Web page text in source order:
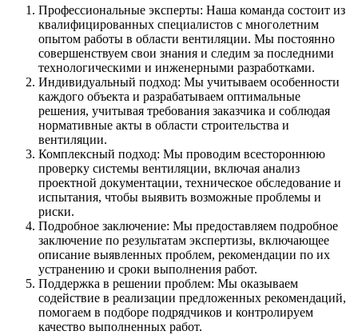
Профессиональные эксперты: Наша команда состоит из
квалифицированных специалистов с многолетним
опытом работы в области вентиляции. Мы постоянно
совершенствуем свои знания и следим за последними
технологическими и инженерными разработками.
Индивидуальный подход: Мы учитываем особенности
каждого объекта и разрабатываем оптимальные
решения, учитывая требования заказчика и соблюдая
нормативные акты в области строительства и
вентиляции.
Комплексный подход: Мы проводим всестороннюю
проверку системы вентиляции, включая анализ
проектной документации, техническое обследование и
испытания, чтобы выявить возможные проблемы и
риски.
Подробное заключение: Мы предоставляем подробное
заключение по результатам экспертизы, включающее
описание выявленных проблем, рекомендации по их
устранению и сроки выполнения работ.
Поддержка в решении проблем: Мы оказываем
содействие в реализации предложенных рекомендаций,
помогаем в подборе подрядчиков и контролируем
качество выполненных работ.